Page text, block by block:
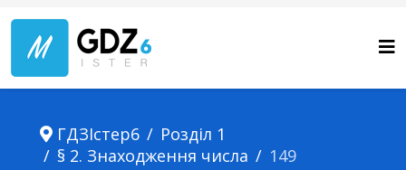
ГДЗІстер6
Розділ 1
§ 2. Знаходження числа
149